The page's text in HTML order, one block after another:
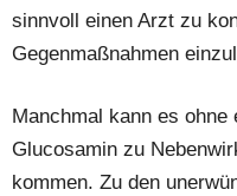
sinnvoll einen Arzt zu
Gegenmaßnahmen
Manchmal kann es ohne
Glucosamin zu
kommen. Zu den